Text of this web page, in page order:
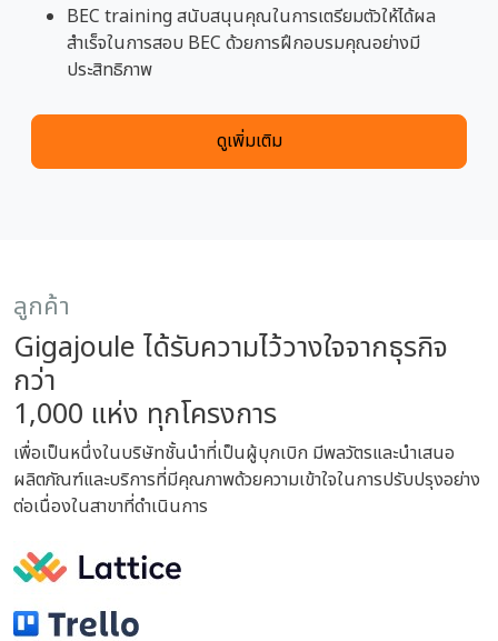
BEC training สนับสนุนคุณในการเตรียมตัวให้ได้ผล
สำเร็จในการสอบ BEC ด้วยการฝึกอบรมคุณอย่างมี
ประสิทธิภาพ
ดูเพิ่มเติม
ลูกค้า
Gigajoule ได้รับความไว้วางใจจากธุรกิจ
กว่า
1,000 แห่ง ทุกโครงการ
เพื่อเป็นหนึ่งในบริษัทชั้นนำที่เป็นผู้บุกเบิก มีพลวัตรและนำเสนอ
ผลิตภัณฑ์และบริการที่มีคุณภาพด้วยความเข้าใจในการปรับปรุงอย่าง
ต่อเนื่องในสาขาที่ดำเนินการ